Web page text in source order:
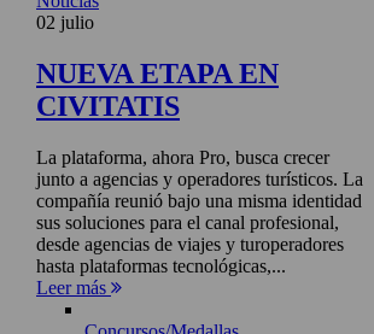
02 julio
NUEVA ETAPA EN
CIVITATIS
La plataforma, ahora Pro, busca crecer
junto a agencias y operadores turísticos. La
compañía reunió bajo una misma identidad
sus soluciones para el canal profesional,
desde agencias de viajes y turoperadores
hasta plataformas tecnológicas,...
Leer más